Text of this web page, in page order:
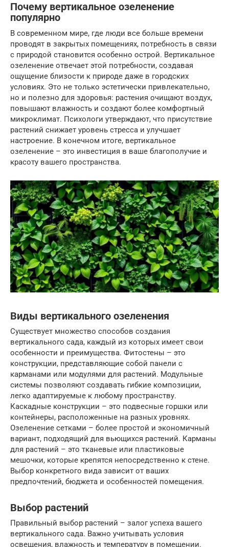
Почему вертикальное озеленение
популярно
В современном мире, где люди все больше времени
проводят в закрытых помещениях, потребность в связи
с природой становится особенно острой. Вертикальное
озеленение отвечает этой потребности, создавая
ощущение близости к природе даже в городских
условиях. Это не только эстетически привлекательно,
но и полезно для здоровья: растения очищают воздух,
повышают влажность и создают более комфортный
микроклимат. Психологи утверждают, что присутствие
растений снижает уровень стресса и улучшает
настроение. В конечном итоге, вертикальное
озеленение – это инвестиция в ваше благополучие и
красоту вашего пространства.
Виды вертикального озеленения
Существует множество способов создания
вертикального сада, каждый из которых имеет свои
особенности и преимущества. Фитостены – это
конструкции, представляющие собой панели с
карманами или модулями для растений. Модульные
системы позволяют создавать гибкие композиции,
легко адаптируемые к любому пространству.
Каскадные конструкции – это подвесные горшки или
контейнеры, расположенные на разных уровнях.
Озеленение сетками – более простой и экономичный
вариант, подходящий для вьющихся растений. Карманы
для растений – это тканевые или пластиковые
мешочки, которые крепятся непосредственно к стене.
Выбор конкретного вида зависит от ваших
предпочтений, бюджета и особенностей помещения.
Выбор растений
Правильный выбор растений – залог успеха вашего
вертикального сада. Важно учитывать условия
освещения, влажность и температуру в помещении.